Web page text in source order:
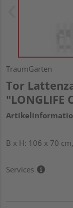
TraumGarten
Tor
"LONGLIFE
B x H: 106 x 70
Services